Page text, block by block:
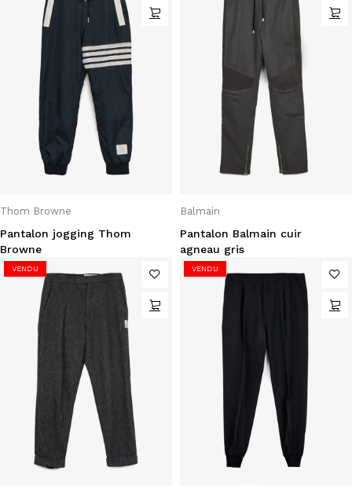
Thom Browne
Pantalon jogging Thom
Browne
Balmain
Pantalon Balmain cuir
agneau gris
VENDU VENDU